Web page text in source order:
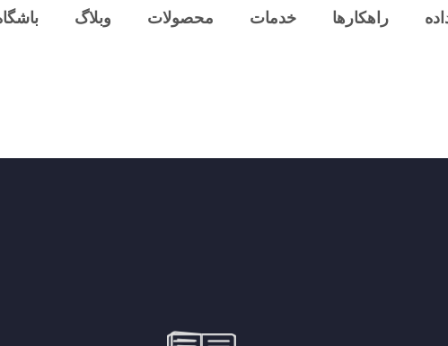
راهکارها خدمات محصولات وبلاگ